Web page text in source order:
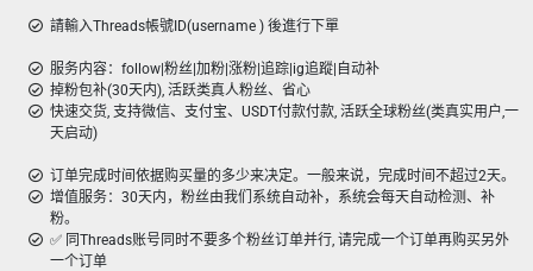
請輸入Threads帳號ID(username ) 後進行下單
服务内容：follow|粉丝|加粉|涨粉|追踪|ig追蹤|自动补
掉粉包补(30天内), 活跃类真人粉丝、省心
快速交货, 支持微信、支付宝、USDT付款付款, 活跃全球粉丝(类真实用户,一
天启动)
订单完成时间依据购买量的多少来决定。一般来说，完成时间不超过2天。
增值服务：30天内，粉丝由我们系统自动补，系统会每天自动检测、补
粉。
✅ 同Threads账号同时不要多个粉丝订单并行, 请完成一个订单再购买另外
一个订单